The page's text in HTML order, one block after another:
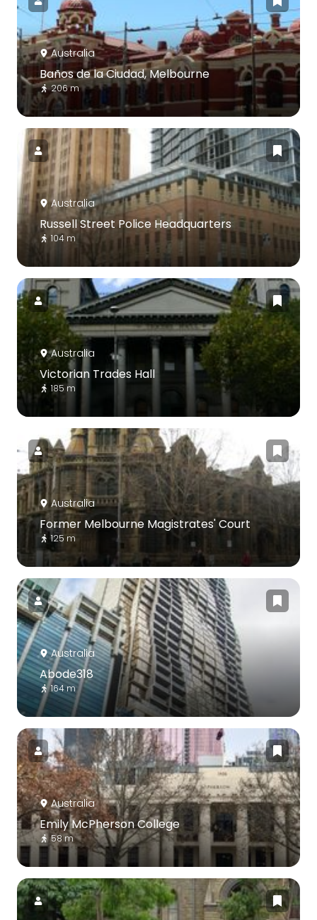
Australia
Baños de la Ciudad, Melbourne
206 m
Australia
Russell Street Police Headquarters
104 m
Australia
Victorian Trades Hall
185 m
Australia
Former Melbourne Magistrates' Court
125 m
Australia
Abode318
164 m
Australia
Emily McPherson College
58 m